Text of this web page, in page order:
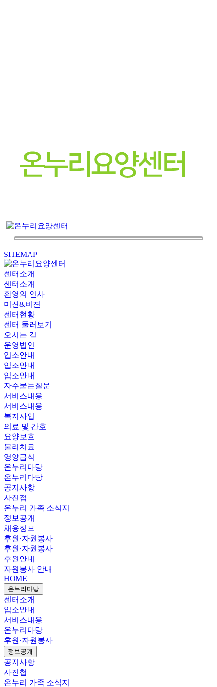
SITEMAP
센터소개
센터소개
환영의 인사
미션&비젼
센터현황
센터 둘러보기
오시는 길
운영법인
입소안내
입소안내
입소안내
자주묻는질문
서비스내용
서비스내용
복지사업
의료 및 간호
요양보호
물리치료
영양급식
온누리마당
온누리마당
공지사항
사진첩
온누리 가족 소식지
정보공개
채용정보
후원·자원봉사
후원·자원봉사
후원안내
자원봉사 안내
HOME
온누리마당
센터소개
입소안내
서비스내용
온누리마당
후원·자원봉사
정보공개
공지사항
사진첩
온누리 가족 소식지